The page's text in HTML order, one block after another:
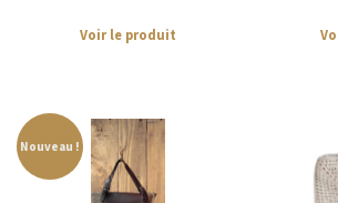
Voir le produit
Nouveau !